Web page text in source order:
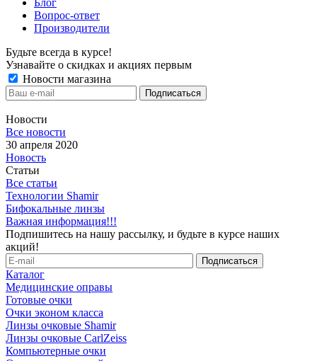
Вопрос-ответ
Производители
Будьте всегда в курсе!
Узнавайте о скидках и акциях первым
Новости магазина
Новости
Все новости
30 апреля 2020
Новость
Статьи
Все статьи
Технологии Shamir
Бифокальные линзы
Важная информация!!!
Подпишитесь на нашу рассылку, и будьте в курсе наших
акций!
Каталог
Медицинские оправы
Готовые очки
Очки эконом класса
Линзы очковые Shamir
Линзы очковые CarlZeiss
Компьютерные очки